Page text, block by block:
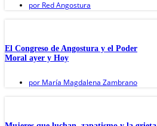
por Red Angostura
El Congreso de Angostura y el Poder
Moral ayer y Hoy
por María Magdalena Zambrano